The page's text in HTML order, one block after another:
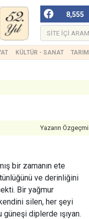
8,555
KÜLTÜR - SANAT TARIM
Yazarın
bir zamanın ete
ve derinliğini
Bir yağmur
silen, her şeyi
diplerde ışıyan.